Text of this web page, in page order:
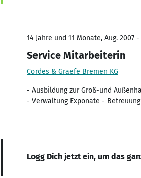
14 Jahre und 11 Monate, Aug. 2007
Service Mitarbeiterin
Cordes & Graefe Bremen KG
- Ausbildung zur Groß-und
- Verwaltung Exponate -
Logg Dich jetzt ein, um das